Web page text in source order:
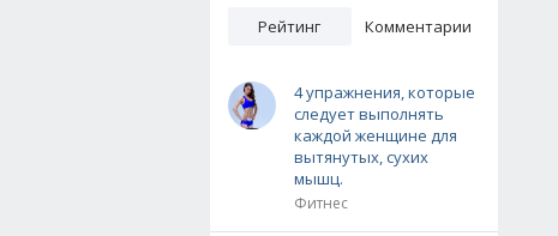
Рейтинг Комментарии
4 упражнения, которые
следует выполнять
каждой женщине для
вытянутых, сухих
мышц.
Фитнес